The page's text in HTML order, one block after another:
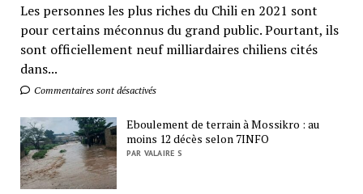
Les personnes les plus riches du Chili en 2021 sont
pour certains méconnus du grand public. Pourtant, ils
sont officiellement neuf milliardaires chiliens cités
dans...
Commentaires sont désactivés
Eboulement de terrain à Mossikro : au
moins 12 décès selon 7INFO
PAR VALAIRE S